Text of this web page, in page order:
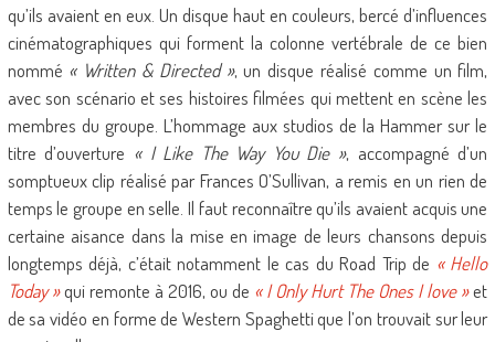
qu’ils avaient en eux. Un disque haut en couleurs, bercé d’influences
cinématographiques qui forment la colonne vertébrale de ce bien
nommé « Written & Directed », un disque réalisé comme un film,
avec son scénario et ses histoires filmées qui mettent en scène les
membres du groupe. L’hommage aux studios de la Hammer sur le
titre d’ouverture « I Like The Way You Die », accompagné d’un
somptueux clip réalisé par Frances O’Sullivan, a remis en un rien de
temps le groupe en selle. Il faut reconnaître qu’ils avaient acquis une
certaine aisance dans la mise en image de leurs chansons depuis
longtemps déjà, c’était notamment le cas du Road Trip de « Hello
Today »qui remonte à 2016, ou de « I Only Hurt The Ones I love »et
de sa vidéo en forme de Western Spaghetti que l’on trouvait sur leur